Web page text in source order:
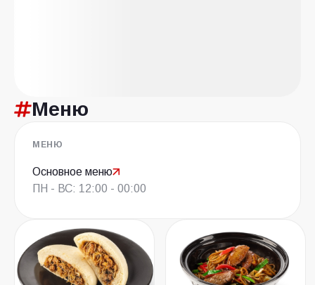
Меню
МЕНЮ
Основное меню
ПН - ВС: 12:00 - 00:00